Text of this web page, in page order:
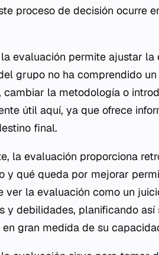
proceso de decisión ocurre
evaluación permite ajustar
grupo no ha comprendido
la metodología o
útil aquí, ya que ofrece
final.
la evaluación proporciona
y qué queda por mejorar
ver la evaluación como un
y debilidades, planificando así
gran medida de su